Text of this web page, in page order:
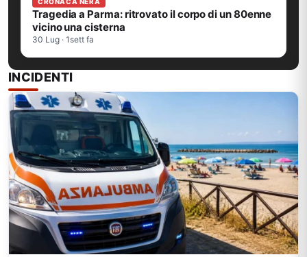
Tragedia a Parma: ritrovato il corpo di un 80enne
vicino una cisterna
30 Lug · 1sett fa
INCIDENTI